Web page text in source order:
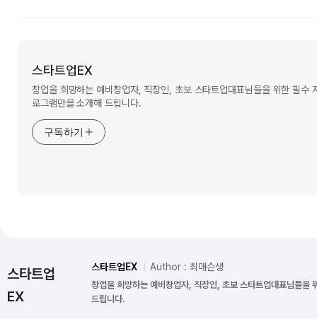
스타트업EX
창업을 희망하는 예비창업자, 직장인, 초보 스타트업대표님들을 위한 필수
로그램만을 소개해 드립니다.
구독하기
스타트업
EX
스타트업EX Author : 최매슨생
창업을 희망하는 예비창업자, 직장인, 초보 스타트업대표님들을
드립니다.